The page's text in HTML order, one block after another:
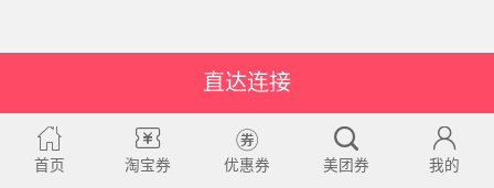
直达连接
首页 淘宝券 优惠券 美团券 我的